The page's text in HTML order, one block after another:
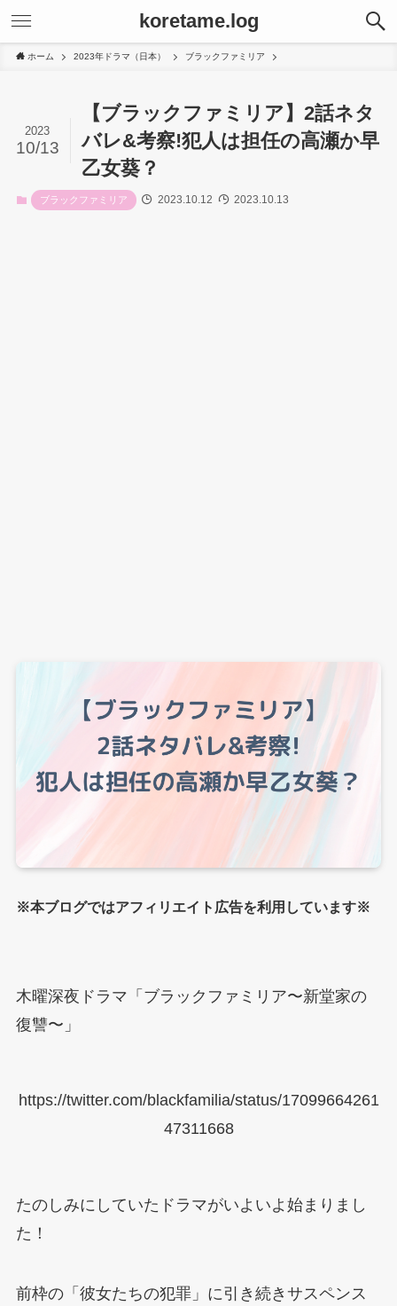
koretame.log
ホーム 2023年ドラマ（日本） ブラックファミリア
【ブラックファミリア】2話ネタ
バレ&考察!犯人は担任の高瀬か早
乙女葵？
2023
10/13
ブラックファミリア 2023.10.12 2023.10.13
※本ブログではアフィリエイト広告を利用しています※
木曜深夜ドラマ「ブラックファミリア〜新堂家の
復讐〜」
https://twitter.com/blackfamilia/status/17099664261
47311668
たのしみにしていたドラマがいよいよ始まりまし
た！
前枠の「彼女たちの犯罪」に引き続きサスペンス